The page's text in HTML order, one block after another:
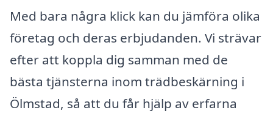
Med bara några klick kan du jämföra olika
företag och deras erbjudanden. Vi strävar
efter att koppla dig samman med de
bästa tjänsterna inom trädbeskärning i
Ölmstad, så att du får hjälp av erfarna